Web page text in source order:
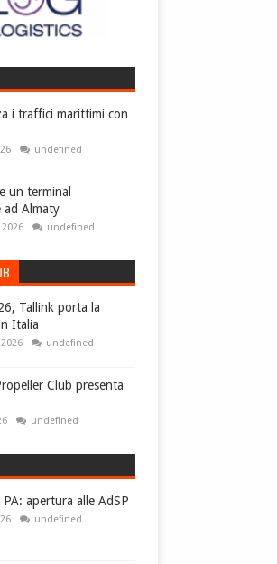
i traffici marittimi con
undefined
un terminal
ad Almaty
2026 undefined
Tallink porta la
Italia
undefined
Club presenta
undefined
PA: apertura alle AdSP
undefined